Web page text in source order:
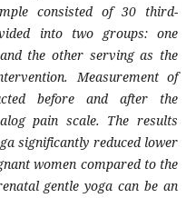
consisted of 30 third-
into two groups: one
the other serving as the
Measurement of
before and after the
pain scale. The results
significantly reduced lower
women compared to the
gentle yoga can be an